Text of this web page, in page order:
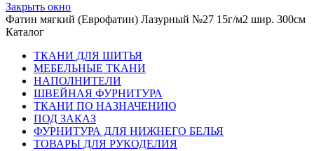
Закрыть окно
Фатин мягкий (Еврофатин) Лазурный №27 15г/м2 шир. 300см
Каталог
ТКАНИ ДЛЯ ШИТЬЯ
МЕБЕЛЬНЫЕ ТКАНИ
НАПОЛНИТЕЛИ
ШВЕЙНАЯ ФУРНИТУРА
ТКАНИ ПО НАЗНАЧЕНИЮ
ПОД ЗАКАЗ
ФУРНИТУРА ДЛЯ НИЖНЕГО БЕЛЬЯ
ТОВАРЫ ДЛЯ РУКОДЕЛИЯ